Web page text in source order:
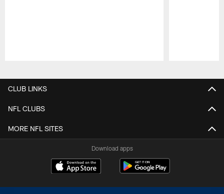
CLUB LINKS
NFL CLUBS
MORE NFL SITES
Download apps